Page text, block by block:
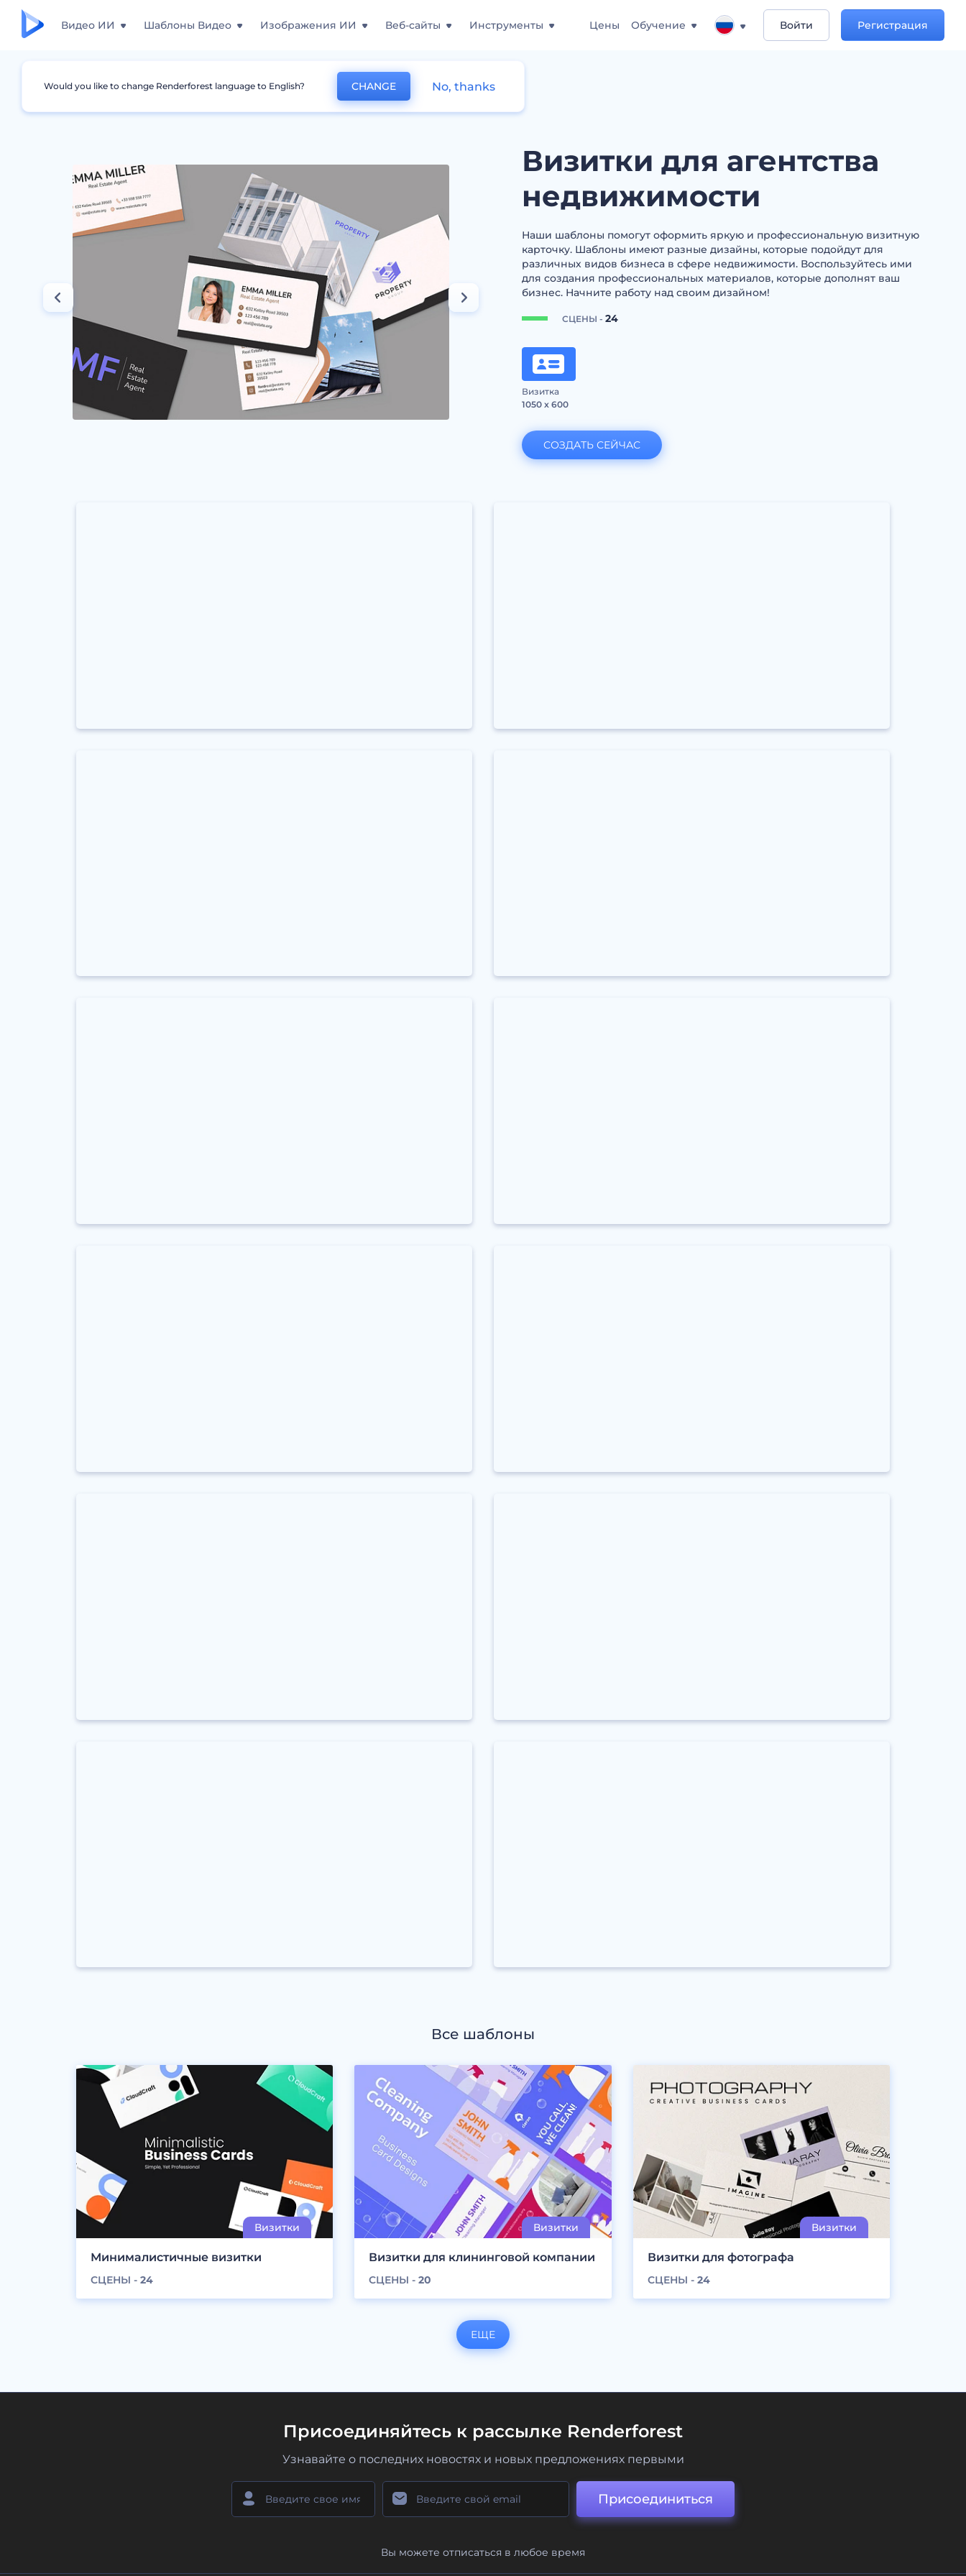
Видео ИИ Шаблоны Видео Изображения ИИ Веб-сайты Инструменты Цены Обучение Войти Регистрация
Дизайны Визитки Визитки для агентства недвижимости
Визитки для агентства
недвижимости
Наши шаблоны помогут оформить яркую и профессиональную визитную
карточку. Шаблоны имеют разные дизайны, которые подойдут для
различных видов бизнеса в сфере недвижимости. Воспользуйтесь ими
для создания профессиональных материалов, которые дополнят ваш
бизнес. Начните работу над своим дизайном!
СЦЕНЫ - 24
Визитка
1050 x 600
СОЗДАТЬ СЕЙЧАС
Все шаблоны
Минималистичные визитки
СЦЕНЫ -24
Визитки для клининговой компании
СЦЕНЫ -20
Визитки для фотографа
СЦЕНЫ - 24
ЕЩЕ
Присоединяйтесь к рассылке Renderforest
Узнавайте о последних новостях и новых предложениях первыми
Присоединиться
Вы можете отписаться в любое время
Would you like to change Renderforest language to English? CHANGE No, thanks